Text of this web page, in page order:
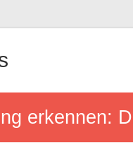
erkennen: